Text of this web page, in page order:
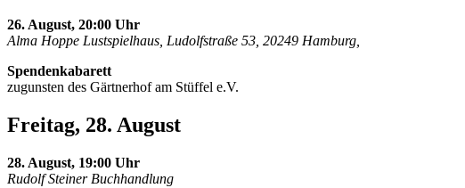
26. August, 20:00 Uhr
Alma Hoppe Lustspielhaus, Ludolfstraße 53, 20249 Hamburg,
Spendenkabarett
zugunsten des Gärtnerhof am Stüffel e.V.
Freitag, 28. August
28. August, 19:00 Uhr
Rudolf Steiner Buchhandlung